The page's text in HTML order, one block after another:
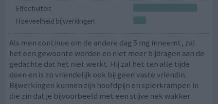
Effectiviteit
Hoeveelheid bijwerkingen
Als men continue om de andere dag 5 mg inneemt, zal
het een gewoonte worden en niet meer bijdragen aan de
gedachte dat het niet werkt. Hij zal het ten alle tijde
doen en is zo vriendelijk ook bij geen vaste vriendin.
Bijwerkingen kunnen zijn hoofdpijn en spierkrampen in
die zin dat je bijvoorbeeld met een stijve nek wakker